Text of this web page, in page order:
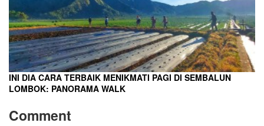
INI DIA CARA TERBAIK MENIKMATI PAGI DI SEMBALUN
LOMBOK: PANORAMA WALK
Comment